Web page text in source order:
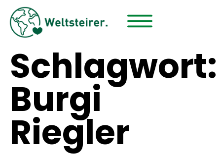
Schlagwort:
Burgi
Riegler